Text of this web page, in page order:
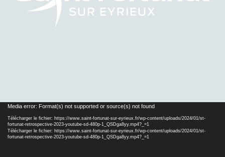
Lecteur
vidéo
Media error: Format(s) not supported or source(s) not found
Télécharger le fichier: https://www.saint-fortunat-sur-eyrieux.fr/wp-content/uploads/2024/01/st-
fortunat-retrospective-2023-youtube-sd-480p-1_QSDga8yy.mp4?_=1
Télécharger le fichier: https://www.saint-fortunat-sur-eyrieux.fr/wp-content/uploads/2024/01/st-
fortunat-retrospective-2023-youtube-sd-480p-1_QSDga8yy.mp4?_=1